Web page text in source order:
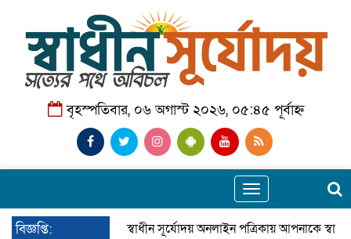
বৃহস্পতিবার, ০৬ অগাস্ট ২০২৬, ০৫:৪৫ পূর্বাহ্ন
Toggle
navigation
বিজ্ঞপ্তি: স্বাধীন সূর্যোদয় অনলাইন পত্রিকায় আপনাকে